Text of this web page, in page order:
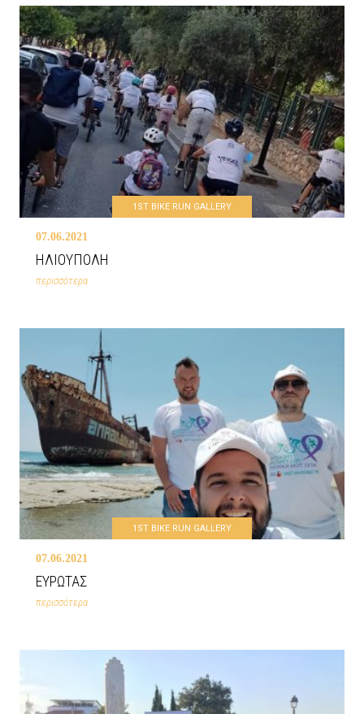
1ST BIKE RUN GALLERY
07.06.2021
ΗΛΙΟΥΠΟΛΗ
περισσότερα
1ST BIKE RUN GALLERY
07.06.2021
ΕΥΡΩΤΑΣ
περισσότερα